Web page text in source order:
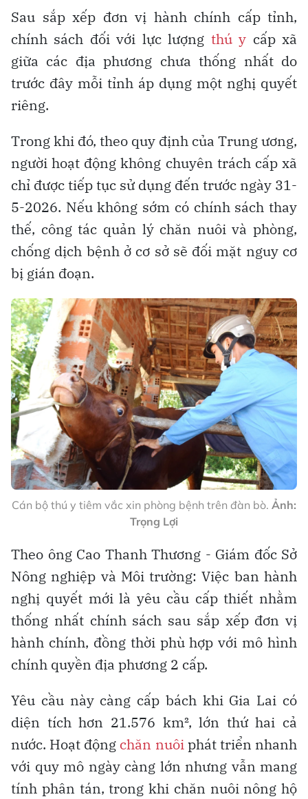
Sau sắp xếp đơn vị hành chính cấp tỉnh,
chính sách đối với lực lượng thú y cấp xã
giữa các địa phương chưa thống nhất do
trước đây mỗi tỉnh áp dụng một nghị quyết
riêng.
Trong khi đó, theo quy định của Trung ương,
người hoạt động không chuyên trách cấp xã
chỉ được tiếp tục sử dụng đến trước ngày 31-
5-2026. Nếu không sớm có chính sách thay
thế, công tác quản lý chăn nuôi và phòng,
chống dịch bệnh ở cơ sở sẽ đối mặt nguy cơ
bị gián đoạn.
Cán bộ thú y tiêm vắc xin phòng bệnh trên đàn bò. Ảnh:
Trọng Lợi
Theo ông Cao Thanh Thương - Giám đốc Sở
Nông nghiệp và Môi trường: Việc ban hành
nghị quyết mới là yêu cầu cấp thiết nhằm
thống nhất chính sách sau sắp xếp đơn vị
hành chính, đồng thời phù hợp với mô hình
chính quyền địa phương 2 cấp.
Yêu cầu này càng cấp bách khi Gia Lai có
diện tích hơn 21.576 km², lớn thứ hai cả
nước. Hoạt động chăn nuôiphát triển nhanh
với quy mô ngày càng lớn nhưng vẫn mang
tính phân tán, trong khi chăn nuôi nông hộ